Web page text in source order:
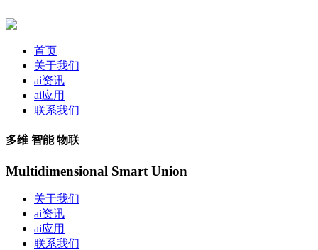
首页
关于我们
ai资讯
ai应用
联系我们
多维 智能 物联
Multidimensional Smart Union
关于我们
ai资讯
ai应用
联系我们